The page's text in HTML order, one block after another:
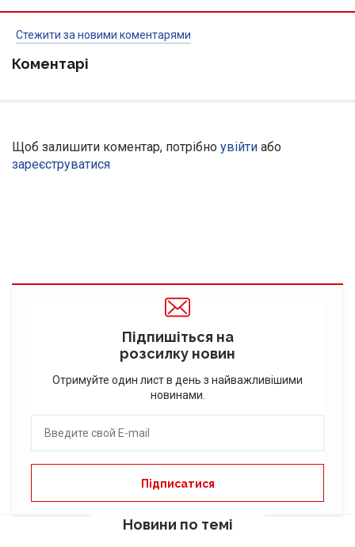
Стежити за новими коментарями
Коментарі
Щоб залишити коментар, потрібно увійти або
зареєструватися
Підпишіться на
розсилку новин
Отримуйте один лист в день з найважливішими
новинами.
Новини по темі